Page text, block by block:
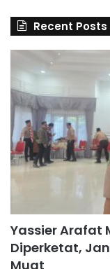
Recent Posts
Yassier Arafat
Diperketat,
Muat